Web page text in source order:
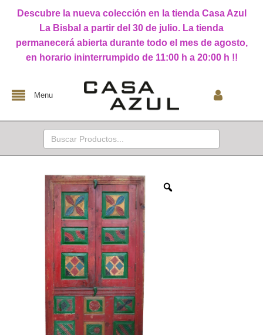
Descubre la nueva colección en la tienda Casa Azul
La Bisbal a partir del 30 de julio. La tienda
permanecerá abierta durante todo el mes de agosto,
en horario ininterrumpido de 11:00 h a 20:00 h !!
Menu
Buscar: